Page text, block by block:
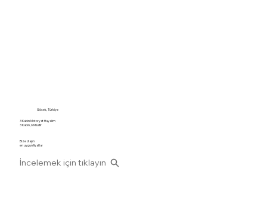
Göcek, Türkiye
3 Kabin Motoryat Hayalim
3 Kabin, 6 Misafir
Bize Ulaşın
en uygun fiyatlar
İncelemek için tıklayın